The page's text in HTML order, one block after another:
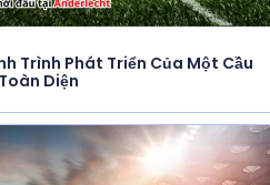
Trình Phát Triển Của Một Cầu
Diện